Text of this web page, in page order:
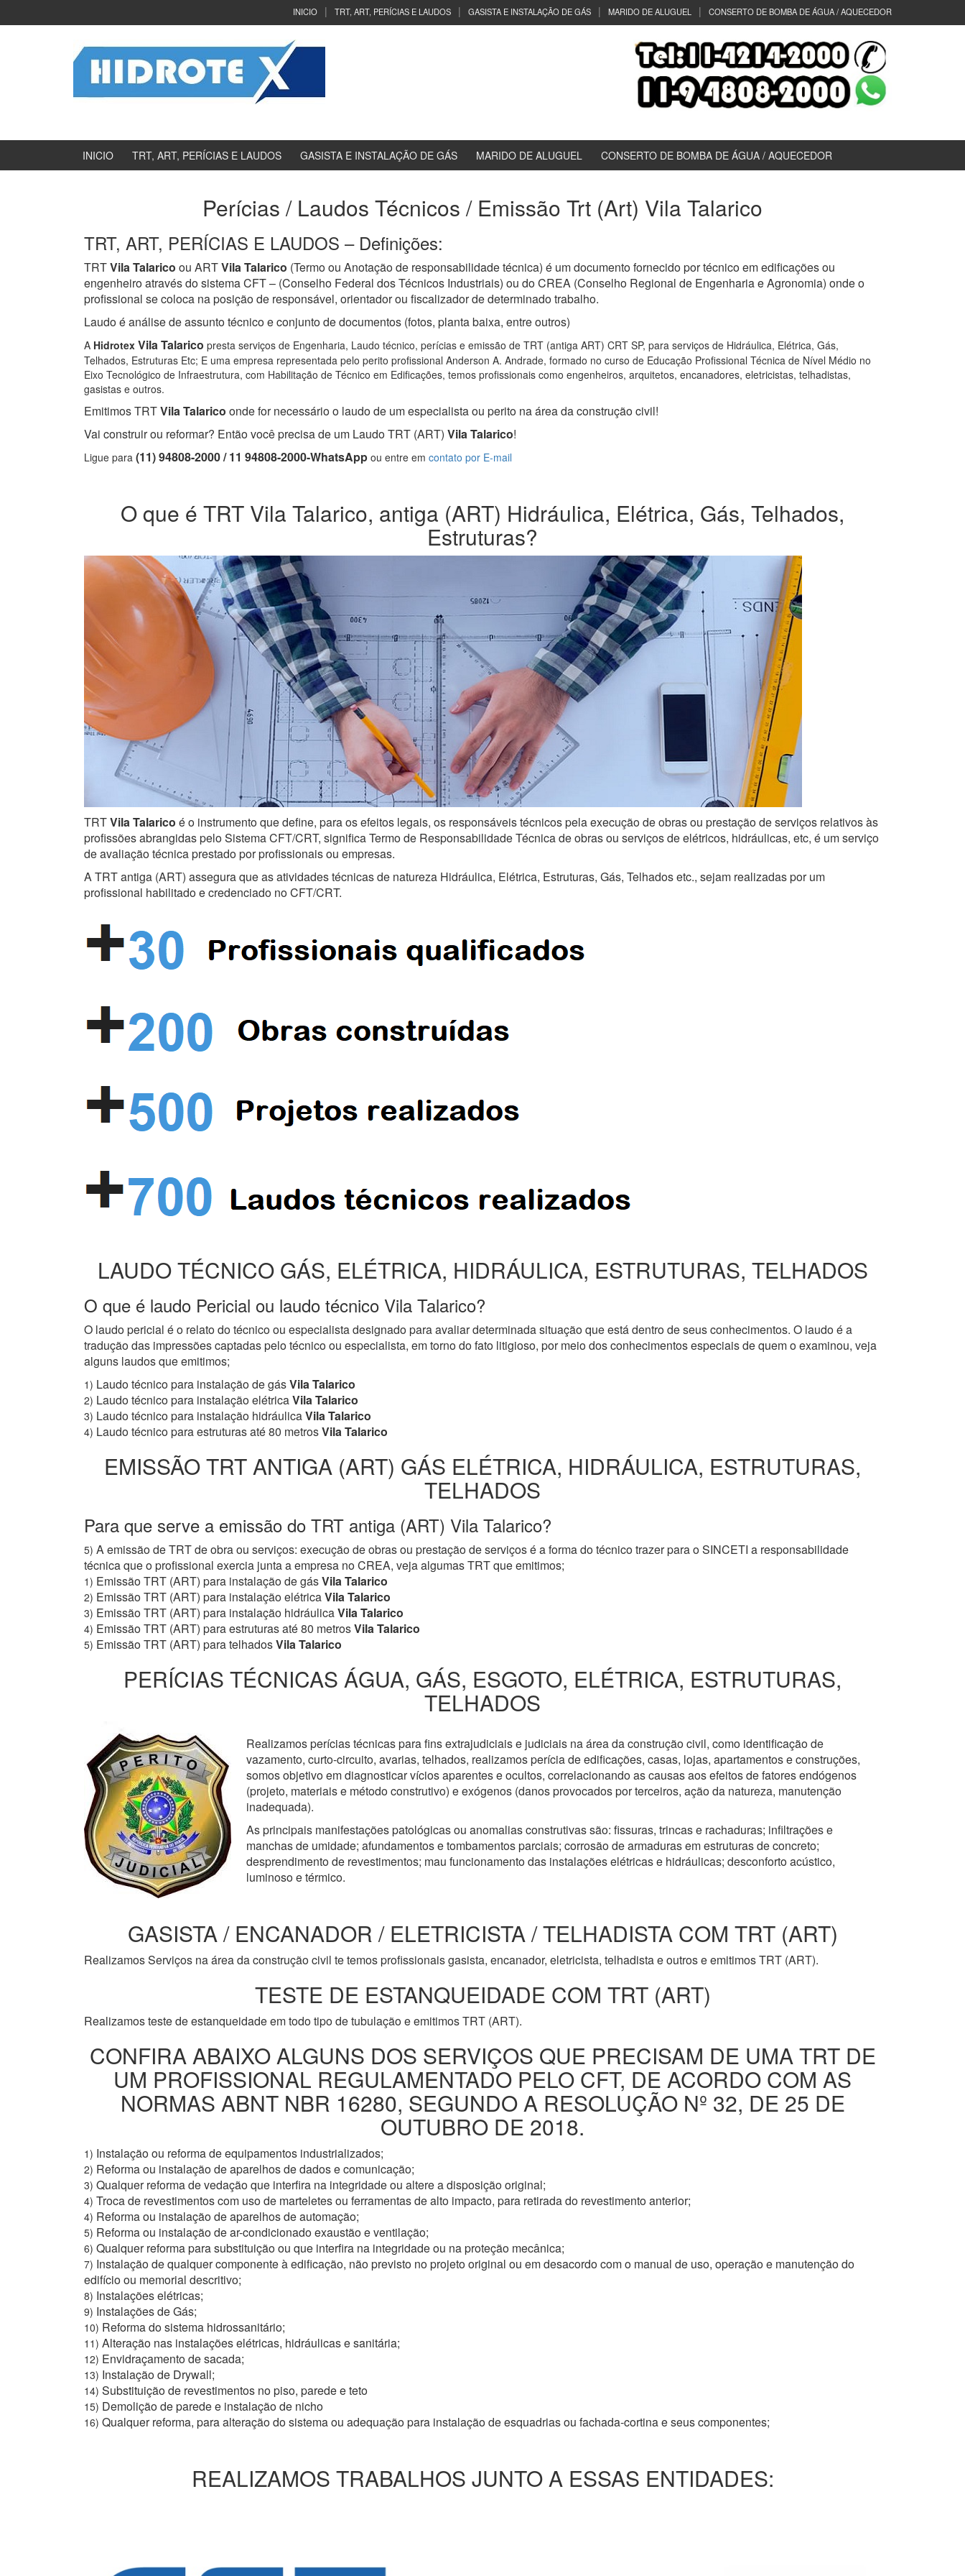
INICIO TRT, ART, PERÍCIAS E LAUDOS GASISTA E INSTALAÇÃO DE GÁS MARIDO DE ALUGUEL CONSERTO DE BOMBA DE ÁGUA / AQUECEDOR
INICIO TRT, ART, PERÍCIAS E LAUDOS GASISTA E INSTALAÇÃO DE GÁS MARIDO DE ALUGUEL CONSERTO DE BOMBA DE ÁGUA / AQUECEDOR
Perícias / Laudos Técnicos / Emissão Trt (Art) Vila Talarico
TRT, ART, PERÍCIAS E LAUDOS – Definições:
TRTVila Talarico ou ARTVila Talarico (Termo ou Anotação de responsabilidade técnica) é um documento fornecido por técnico em edificações ou
engenheiro através do sistema CFT – (Conselho Federal dos Técnicos Industriais) ou do CREA (Conselho Regional de Engenharia e Agronomia) onde o
profissional se coloca na posição de responsável, orientador ou fiscalizador de determinado trabalho.
Laudo é análise de assunto técnico e conjunto de documentos (fotos, planta baixa, entre outros)
A Hidrotex Vila Talarico presta serviços de Engenharia, Laudo técnico, perícias e emissão de TRT (antiga ART) CRT SP, para serviços de Hidráulica, Elétrica, Gás,
Telhados, Estruturas Etc; E uma empresa representada pelo perito profissional Anderson A. Andrade, formado no curso de Educação Profissional Técnica de Nível Médio no
Eixo Tecnológico de Infraestrutura, com Habilitação de Técnico em Edificações, temos profissionais como engenheiros, arquitetos, encanadores, eletricistas, telhadistas,
gasistas e outros.
Emitimos TRTVila Talarico onde for necessário o laudo de um especialista ou perito na área da construção civil!
Vai construir ou reformar? Então você precisa de um Laudo TRT (ART) Vila Talarico!
Ligue para (11) 94808-2000 / 11 94808-2000-WhatsApp ou entre em contato por E-mail
O que é TRT Vila Talarico, antiga (ART) Hidráulica, Elétrica, Gás, Telhados,
Estruturas?
TRTVila Talarico é o instrumento que define, para os efeitos legais, os responsáveis técnicos pela execução de obras ou prestação de serviços relativos às
profissões abrangidas pelo Sistema CFT/CRT, significa Termo de Responsabilidade Técnica de obras ou serviços de elétricos, hidráulicas, etc, é um serviço
de avaliação técnica prestado por profissionais ou empresas.
A TRT antiga (ART) assegura que as atividades técnicas de natureza Hidráulica, Elétrica, Estruturas, Gás, Telhados etc., sejam realizadas por um
profissional habilitado e credenciado no CFT/CRT.
LAUDO TÉCNICO GÁS, ELÉTRICA, HIDRÁULICA, ESTRUTURAS, TELHADOS
O que é laudo Pericial ou laudo técnico Vila Talarico?
O laudo pericial é o relato do técnico ou especialista designado para avaliar determinada situação que está dentro de seus conhecimentos. O laudo é a
tradução das impressões captadas pelo técnico ou especialista, em torno do fato litigioso, por meio dos conhecimentos especiais de quem o examinou, veja
alguns laudos que emitimos;
1) Laudo técnico para instalação de gásVila Talarico
2) Laudo técnico para instalação elétricaVila Talarico
3) Laudo técnico para instalação hidráulicaVila Talarico
4) Laudo técnico para estruturas até 80 metrosVila Talarico
EMISSÃO TRT ANTIGA (ART) GÁS ELÉTRICA, HIDRÁULICA, ESTRUTURAS,
TELHADOS
Para que serve a emissão do TRT antiga (ART) Vila Talarico?
5) A emissão de TRT de obra ou serviços: execução de obras ou prestação de serviços é a forma do técnico trazer para o SINCETI a responsabilidade
técnica que o profissional exercia junta a empresa no CREA, veja algumas TRT que emitimos;
1) Emissão TRT (ART) para instalação de gásVila Talarico
2) Emissão TRT (ART) para instalação elétricaVila Talarico
3) Emissão TRT (ART) para instalação hidráulicaVila Talarico
4) Emissão TRT (ART) para estruturas até 80 metrosVila Talarico
5) Emissão TRT (ART) para telhadosVila Talarico
PERÍCIAS TÉCNICAS ÁGUA, GÁS, ESGOTO, ELÉTRICA, ESTRUTURAS,
TELHADOS
Realizamos perícias técnicas para fins extrajudiciais e judiciais na área da construção civil, como identificação de
vazamento, curto-circuito, avarias, telhados, realizamos perícia de edificações, casas, lojas, apartamentos e construções,
somos objetivo em diagnosticar vícios aparentes e ocultos, correlacionando as causas aos efeitos de fatores endógenos
(projeto, materiais e método construtivo) e exógenos (danos provocados por terceiros, ação da natureza, manutenção
inadequada).
As principais manifestações patológicas ou anomalias construtivas são: fissuras, trincas e rachaduras; infiltrações e
manchas de umidade; afundamentos e tombamentos parciais; corrosão de armaduras em estruturas de concreto;
desprendimento de revestimentos; mau funcionamento das instalações elétricas e hidráulicas; desconforto acústico,
luminoso e térmico.
GASISTA / ENCANADOR / ELETRICISTA / TELHADISTA COM TRT (ART)
Realizamos Serviços na área da construção civil te temos profissionais gasista, encanador, eletricista, telhadista e outros e emitimos TRT (ART).
TESTE DE ESTANQUEIDADE COM TRT (ART)
Realizamos teste de estanqueidade em todo tipo de tubulação e emitimos TRT (ART).
CONFIRA ABAIXO ALGUNS DOS SERVIÇOS QUE PRECISAM DE UMA TRT DE
UM PROFISSIONAL REGULAMENTADO PELO CFT, DE ACORDO COM AS
NORMAS ABNT NBR 16280, SEGUNDO A RESOLUÇÃO Nº 32, DE 25 DE
OUTUBRO DE 2018.
1) Instalação ou reforma de equipamentos industrializados;
2) Reforma ou instalação de aparelhos de dados e comunicação;
3) Qualquer reforma de vedação que interfira na integridade ou altere a disposição original;
4) Troca de revestimentos com uso de marteletes ou ferramentas de alto impacto, para retirada do revestimento anterior;
4) Reforma ou instalação de aparelhos de automação;
5) Reforma ou instalação de ar-condicionado exaustão e ventilação;
6) Qualquer reforma para substituição ou que interfira na integridade ou na proteção mecânica;
7) Instalação de qualquer componente à edificação, não previsto no projeto original ou em desacordo com o manual de uso, operação e manutenção do
edifício ou memorial descritivo;
8) Instalações elétricas;
9) Instalações de Gás;
10) Reforma do sistema hidrossanitário;
11) Alteração nas instalações elétricas, hidráulicas e sanitária;
12) Envidraçamento de sacada;
13) Instalação de Drywall;
14) Substituição de revestimentos no piso, parede e teto
15) Demolição de parede e instalação de nicho
16) Qualquer reforma, para alteração do sistema ou adequação para instalação de esquadrias ou fachada-cortina e seus componentes;
REALIZAMOS TRABALHOS JUNTO A ESSAS ENTIDADES: